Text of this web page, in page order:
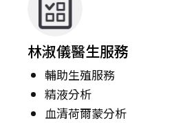
林淑儀醫生服務
輔助生殖服務
精液分析
血清荷爾蒙分析